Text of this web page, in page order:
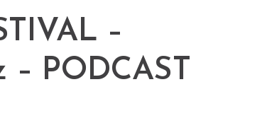
–
– PODCAST